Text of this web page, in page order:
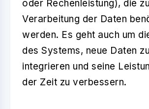
oder Rechenleistung), die
Verarbeitung der Daten
werden. Es geht auch um
des Systems, neue Daten zu
integrieren und seine
der Zeit zu verbessern.